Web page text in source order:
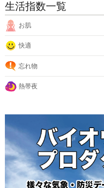
生活指数一覧
お肌
快適
忘れ物
熱帯夜